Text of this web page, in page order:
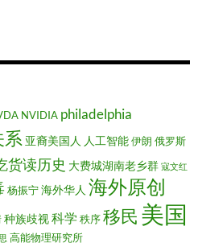
NVIDIA philadelphia
系 亚裔美国人 人工智能伊朗 俄罗斯
货读历史 大费城湖南老乡群 寇文红
杨振宁海外华人 海外原创
种族歧视科学 秩序移民 美国
高能物理研究所